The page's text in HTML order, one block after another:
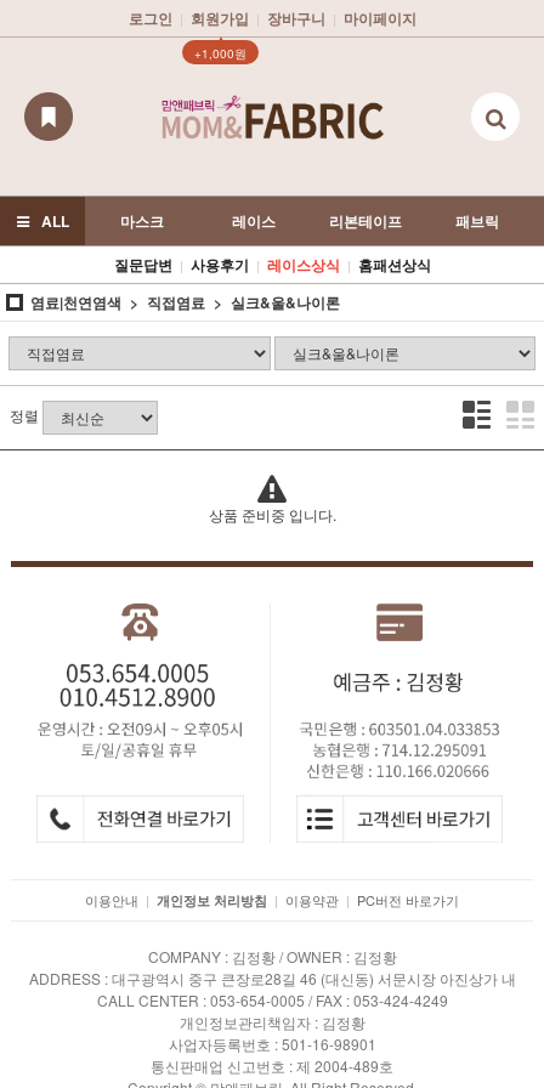
로그인 | 회원가입 |
▲
+1,000원
장바구니 | 마이페이지
ALL 마스크 레이스 리본테이프
패브릭
질문답변 | 사용후기 | 레이스상식 | 홈패션상식
염료|천연염색
직접염료 실크&울&나이론
정렬
상품 준비중 입니다.
이용안내 | 개인정보 처리방침 | 이용약관 | PC버전 바로가기
COMPANY : 김정황 / OWNER : 김정황
ADDRESS : 대구광역시 중구 큰장로28길 46 (대신동) 서문시장 아진상가 내
CALL CENTER : 053-654-0005 / FAX : 053-424-4249
개인정보관리책임자 : 김정황
사업자등록번호 : 501-16-98901
통신판매업 신고번호 : 제 2004-489호